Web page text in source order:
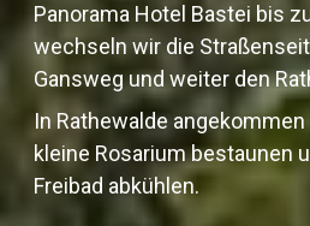
Panorama Hotel Bastei bis
wechseln wir die
Gansweg und weiter den
In Rathewalde
kleine Rosarium bestaunen
Freibad abkühlen.